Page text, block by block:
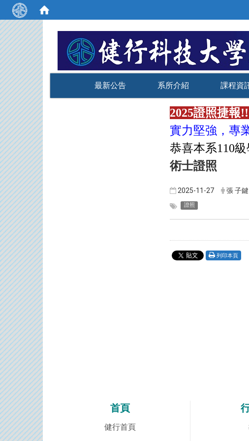
最新公告 系所介紹 課程資
2025證照捷報!!
實力堅強 ， 專
恭喜本系110級
術士證照
2025-11-27 張 子鍵
證照
列印本頁
首頁
健行首頁